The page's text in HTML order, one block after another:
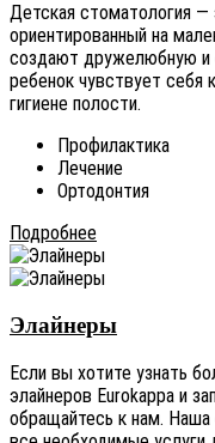
Детская стоматология —
ориентированный на
создают дружелюбную и
ребенок чувствует себя
гигиене полости.
Профилактика
Лечение
Ортодонтия
Подробнее
Элайнеры
Если вы хотите узнать
элайнеров Eurokappa и
обращайтесь к нам.